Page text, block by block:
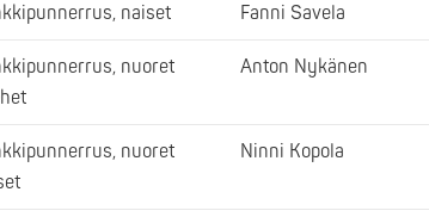
naiset Fanni Savela
nuoret
Anton Nykänen
nuoret
Ninni Kopola